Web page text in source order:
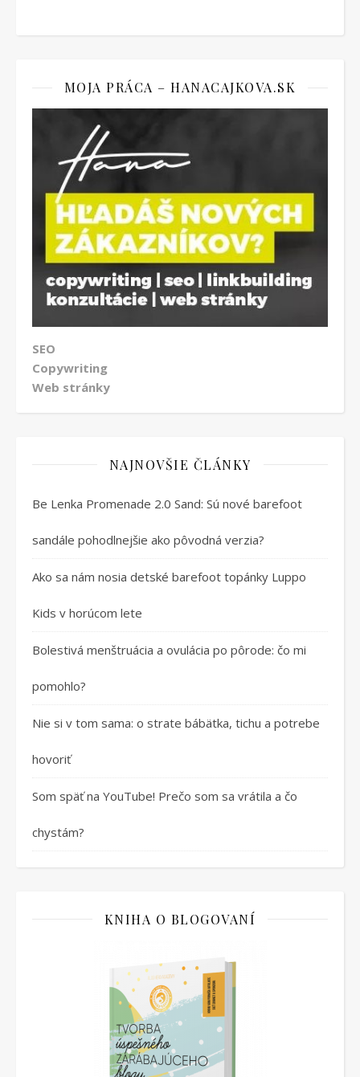
MOJA PRÁCA – HANACAJKOVA.SK
SEO
Copywriting
Web stránky
NAJNOVŠIE ČLÁNKY
Be Lenka Promenade 2.0 Sand: Sú nové barefoot
sandále pohodlnejšie ako pôvodná verzia?
Ako sa nám nosia detské barefoot topánky Luppo
Kids v horúcom lete
Bolestivá menštruácia a ovulácia po pôrode: čo mi
pomohlo?
Nie si v tom sama: o strate bábätka, tichu a potrebe
hovoriť
Som späť na YouTube! Prečo som sa vrátila a čo
chystám?
KNIHA O BLOGOVANÍ